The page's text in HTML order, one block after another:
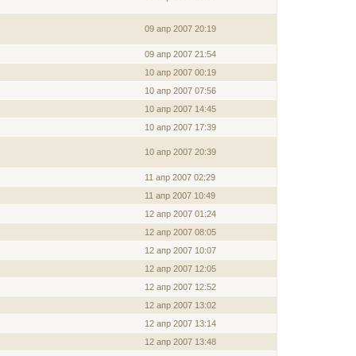
09 апр 2007 20:19
09 апр 2007 21:54
10 апр 2007 00:19
10 апр 2007 07:56
10 апр 2007 14:45
10 апр 2007 17:39
10 апр 2007 20:39
11 апр 2007 02:29
11 апр 2007 10:49
12 апр 2007 01:24
12 апр 2007 08:05
12 апр 2007 10:07
12 апр 2007 12:05
12 апр 2007 12:52
12 апр 2007 13:02
12 апр 2007 13:14
12 апр 2007 13:48